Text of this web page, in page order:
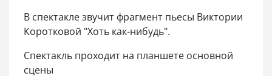
В спектакле звучит фрагмент пьесы Виктории
Коротковой "Хоть как-нибудь".
Спектакль проходит на планшете основной
сцены